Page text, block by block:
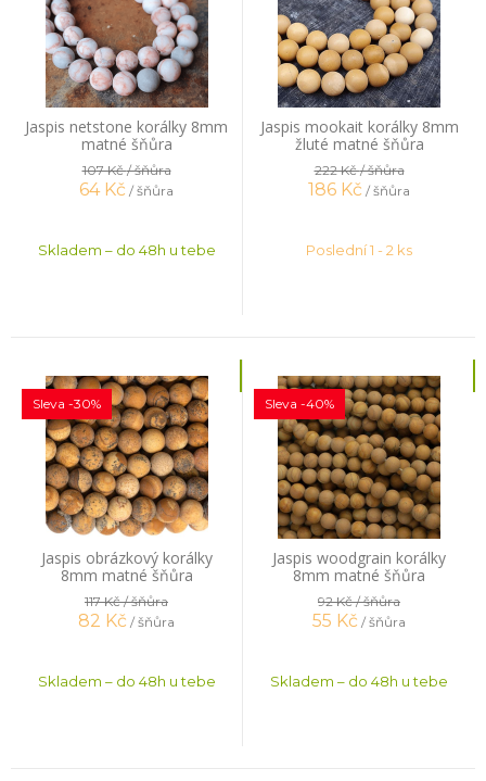
Jaspis netstone korálky 8mm
matné šňůra
107 Kč/ šňůra
64 Kč / šňůra
Skladem – do 48h u tebe
Jaspis mookait korálky 8mm
žluté matné šňůra
222 Kč/ šňůra
186 Kč / šňůra
Poslední 1 - 2 ks
Jaspis obrázkový korálky
8mm matné šňůra
Sleva -30%
117 Kč/ šňůra
82 Kč / šňůra
Skladem – do 48h u tebe
Jaspis woodgrain korálky
8mm matné šňůra
Sleva -40%
92 Kč/ šňůra
55 Kč / šňůra
Skladem – do 48h u tebe